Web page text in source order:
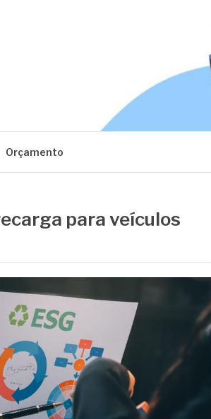
Orçamento
para veículos